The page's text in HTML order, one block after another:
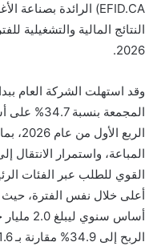
EFID.CA) الرائدة بصناعة
2026.
وقد استهلت الشركة العام
الربع
المباعة، واستمرار
القوي للطلب عبر الفئات
أساس